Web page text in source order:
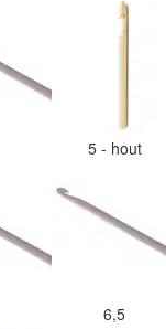
5 - hout
6,5